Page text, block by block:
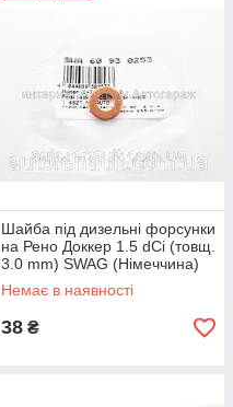
Шайба під дизельні форсунки
на Рено Доккер 1.5 dCi (товщ.
3.0 mm) SWAG (Німеччина)
60930253
Немає в наявності
38 ₴